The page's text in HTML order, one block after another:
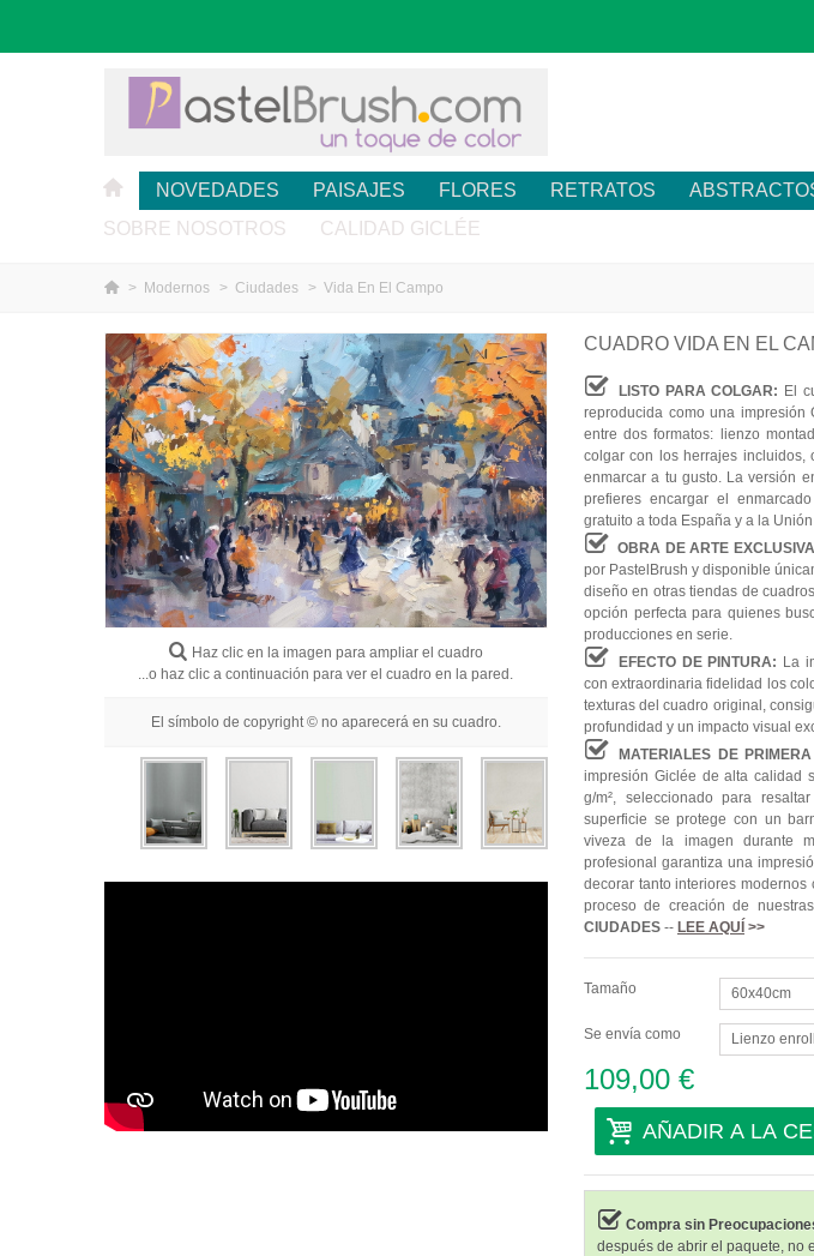
NOVEDADES PAISAJES FLORES RETRATOS
SOBRE NOSOTROS
CALIDAD GICLÉE
> Modernos > Ciudades > Vida En El Campo
Haz clic en la imagen para ampliar el cuadro
...o haz clic a continuación para ver el cuadro en la pared.
El símbolo de copyright © no aparecerá en su cuadro.
CUADRO VIDA EN EL
LISTO PARA COLGAR: El
reproducida como una
entre dos formatos: lienzo
colgar con los herrajes incluidos,
enmarcar a tu gusto. La versión
prefieres encargar el
gratuito a toda España y a la Unión
OBRA DE ARTE
por PastelBrush y disponible
diseño en otras tiendas de
opción perfecta para quienes
producciones en serie.
EFECTO DE PINTURA: La
con extraordinaria fidelidad los
texturas del cuadro original,
profundidad y un impacto visual
MATERIALES DE
impresión Giclée de alta calidad
g/m², seleccionado para
superficie se protege con un
viveza de la imagen durante
profesional garantiza una
decorar tanto interiores
proceso de creación de
CIUDADES-- LEE AQUÍ>>
Tamaño 60x40cm
Se envía como Lienzo
109,00 €
AÑADIR A LA
Compra sin
después de abrir el paquete, no